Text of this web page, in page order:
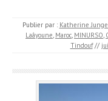
Publier par : Katherine
Laâyoune, Maroc, MINURSO,
Tindouf //